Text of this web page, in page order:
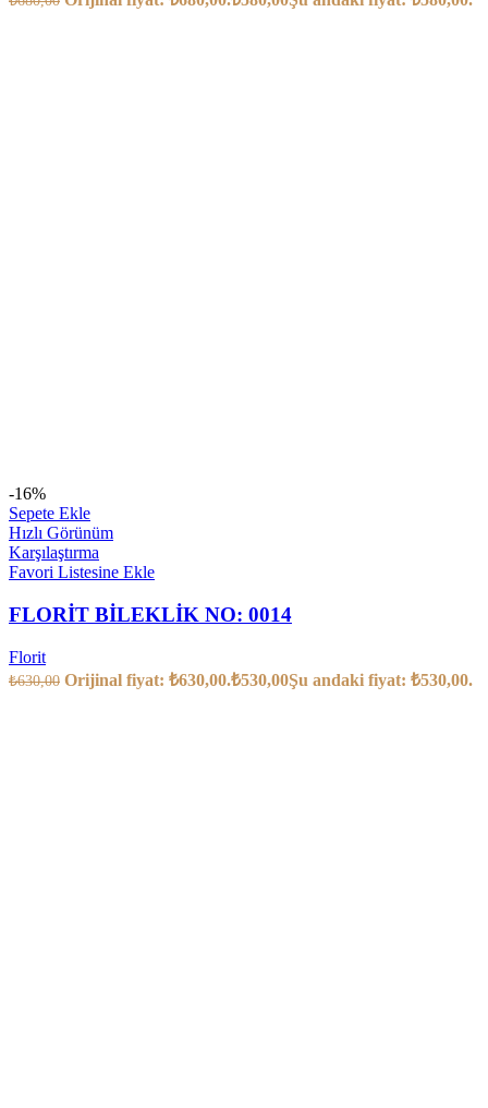
-16%
Sepete Ekle
Hızlı Görünüm
Karşılaştırma
Favori Listesine Ekle
FLORİT BİLEKLİK NO: 0014
Florit
₺630,00 Orijinal fiyat: ₺630,00.₺530,00Şu andaki fiyat: ₺530,00.